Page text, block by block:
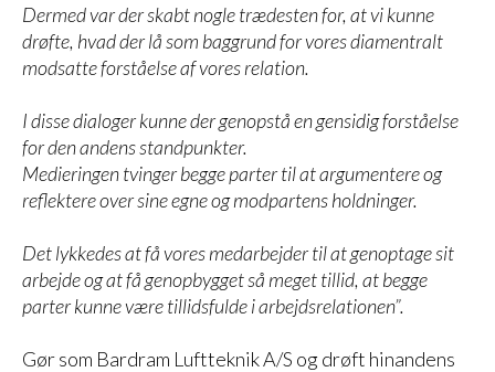
Dermed var der skabt nogle trædesten for, at vi kunne
drøfte, hvad der lå som baggrund for vores diamentralt
modsatte forståelse af vores relation.
I disse dialoger kunne der genopstå en gensidig forståelse
for den andens standpunkter.
Medieringen tvinger begge parter til at argumentere og
reflektere over sine egne og modpartens holdninger.
Det lykkedes at få vores medarbejder til at genoptage sit
arbejde og at få genopbygget så meget tillid, at begge
parter kunne være tillidsfulde i arbejdsrelationen”.
Gør som Bardram Luftteknik A/S og drøft hinandens